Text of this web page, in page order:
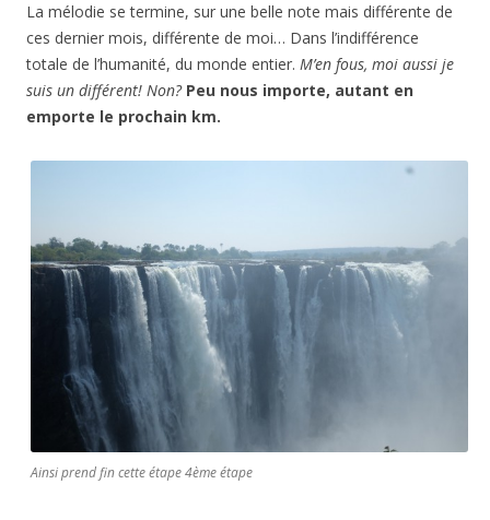
La mélodie se termine, sur une belle note mais différente de
ces dernier mois, différente de moi… Dans l’indifférence
totale de l’humanité, du monde entier. M’en fous, moi aussi je
suis un différent! Non? Peu nous importe, autant en
emporte le prochain km.
Ainsi prend fin cette étape 4ème étape